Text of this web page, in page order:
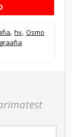
, hv, Osmo